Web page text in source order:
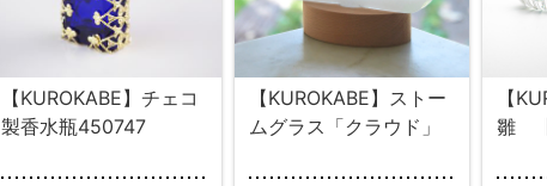
【KUROKABE】チェコ
製香水瓶450747
【KUROKABE】ストー
ムグラス「クラウド」
【
雛 【